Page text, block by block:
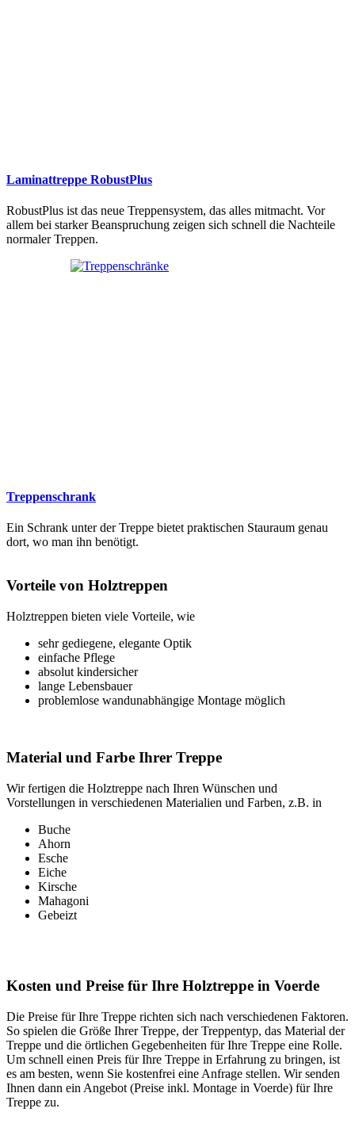
Laminattreppe RobustPlus
RobustPlus ist das neue Treppensystem, das alles mitmacht. Vor
allem bei starker Beanspruchung zeigen sich schnell die Nachteile
normaler Treppen.
Treppenschrank
Ein Schrank unter der Treppe bietet praktischen Stauraum genau
dort, wo man ihn benötigt.
Vorteile von Holztreppen
Holztreppen bieten viele Vorteile, wie
sehr gediegene, elegante Optik
einfache Pflege
absolut kindersicher
lange Lebensbauer
problemlose wandunabhängige Montage möglich
Material und Farbe Ihrer Treppe
Wir fertigen die Holztreppe nach Ihren Wünschen und
Vorstellungen in verschiedenen Materialien und Farben, z.B. in
Buche
Ahorn
Esche
Eiche
Kirsche
Mahagoni
Gebeizt
Kosten und Preise für Ihre Holztreppe in Voerde
Die Preise für Ihre Treppe richten sich nach verschiedenen Faktoren.
So spielen die Größe Ihrer Treppe, der Treppentyp, das Material der
Treppe und die örtlichen Gegebenheiten für Ihre Treppe eine Rolle.
Um schnell einen Preis für Ihre Treppe in Erfahrung zu bringen, ist
es am besten, wenn Sie kostenfrei eine Anfrage stellen. Wir senden
Ihnen dann ein Angebot (Preise inkl. Montage in Voerde) für Ihre
Treppe zu.